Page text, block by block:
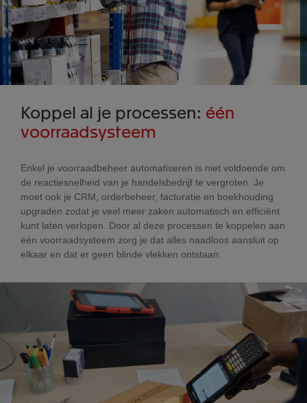
Koppel al je processen: één
voorraadsysteem
Enkel je voorraadbeheer automatiseren is niet voldoende om
de reactiesnelheid van je handelsbedrijf te vergroten. Je
moet ook je CRM, orderbeheer, facturatie en boekhouding
upgraden zodat je veel meer zaken automatisch en efficiënt
kunt laten verlopen. Door al deze processen te koppelen aan
één voorraadsysteem zorg je dat alles naadloos aansluit op
elkaar en dat er geen blinde vlekken ontstaan.